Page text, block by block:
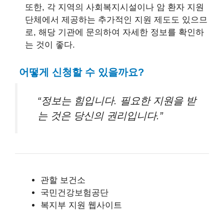
또한, 각 지역의 사회복지시설이나 암 환자 지원
단체에서 제공하는 추가적인 지원 제도도 있으므
로, 해당 기관에 문의하여 자세한 정보를 확인하
는 것이 좋다.
어떻게 신청할 수 있을까요?
“정보는 힘입니다. 필요한 지원을 받
는 것은 당신의 권리입니다.”
관할 보건소
국민건강보험공단
복지부 지원 웹사이트